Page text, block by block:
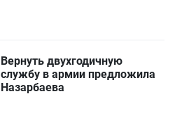
Вернуть двухгодичную
службу в армии предложила
Назарбаева